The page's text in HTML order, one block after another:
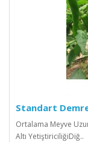
Standart
Ortalama Meyve
Altı YetiştiriciliğiDiğ..